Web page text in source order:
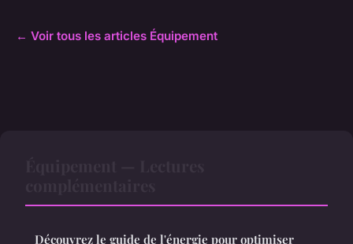
← Voir tous les articles Équipement
Découvrez le guide de l'énergie pour optimiser